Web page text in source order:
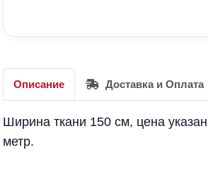
Описание Доставка и Оплата
Ширина ткани 150 см, цена
метр.